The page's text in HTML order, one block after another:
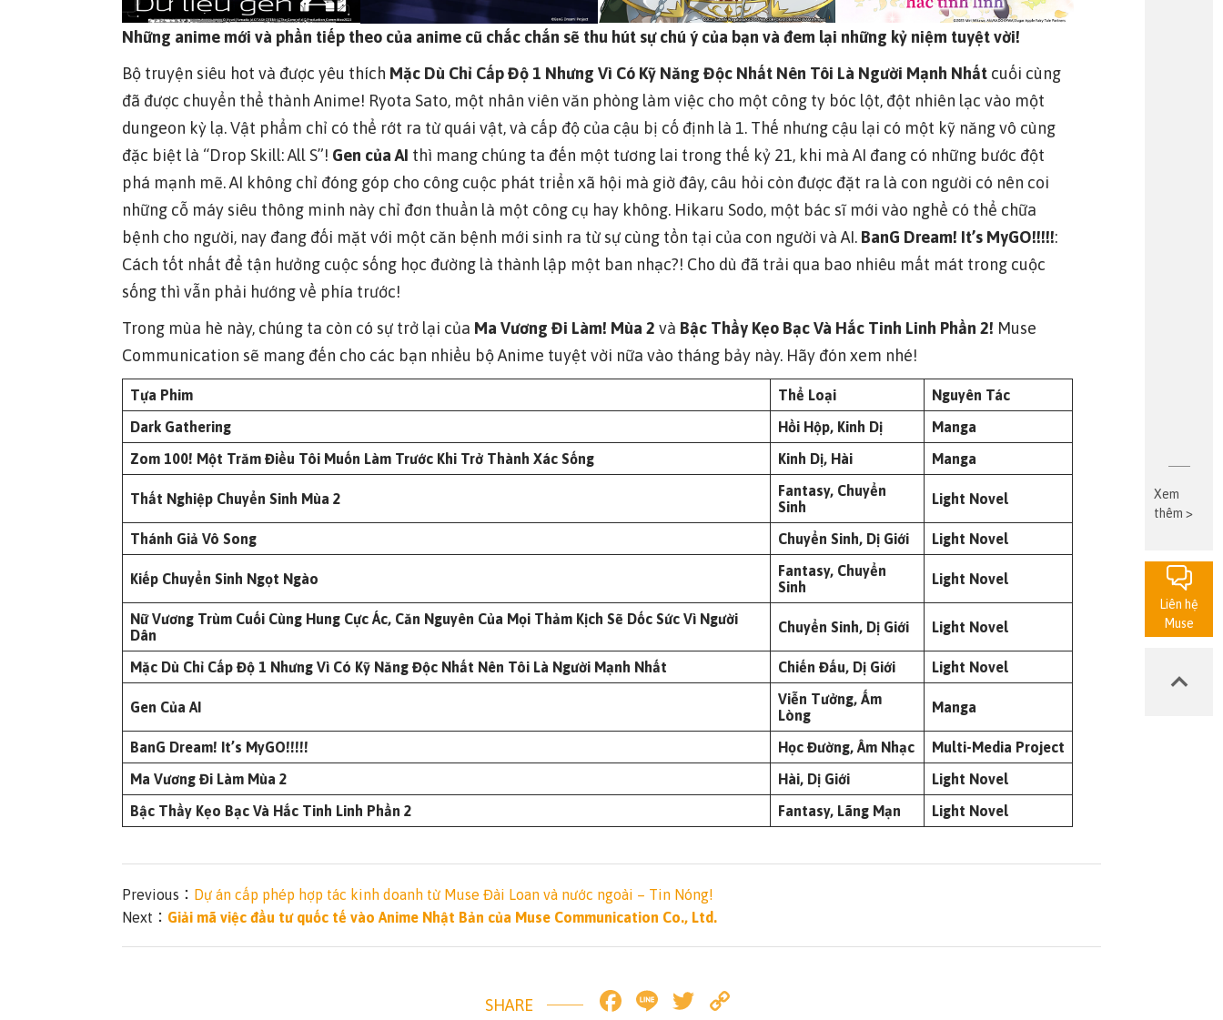
Những anime mới và phần tiếp theo của anime cũ chắc chắn sẽ thu hút sự chú ý của bạn và đem lại những kỷ niệm tuyệt vời!
Bộ truyện siêu hot và được yêu thích Mặc Dù Chỉ Cấp Độ 1 Nhưng Vì Có Kỹ Năng Độc Nhất Nên Tôi Là Người Mạnh Nhất cuối cùng
đã được chuyển thể thành Anime! Ryota Sato, một nhân viên văn phòng làm việc cho một công ty bóc lột, đột nhiên lạc vào một
dungeon kỳ lạ. Vật phẩm chỉ có thể rớt ra từ quái vật, và cấp độ của cậu bị cố định là 1. Thế nhưng cậu lại có một kỹ năng vô cùng
đặc biệt là “Drop Skill: All S”! Gen của AI thì mang chúng ta đến một tương lai trong thế kỷ 21, khi mà AI đang có những bước đột
phá mạnh mẽ. AI không chỉ đóng góp cho công cuộc phát triển xã hội mà giờ đây, câu hỏi còn được đặt ra là con người có nên coi
những cỗ máy siêu thông minh này chỉ đơn thuần là một công cụ hay không. Hikaru Sodo, một bác sĩ mới vào nghề có thể chữa
bệnh cho người, nay đang đối mặt với một căn bệnh mới sinh ra từ sự cùng tồn tại của con người và AI. BanG Dream! It’s MyGO!!!!!:
Cách tốt nhất để tận hưởng cuộc sống học đường là thành lập một ban nhạc?! Cho dù đã trải qua bao nhiêu mất mát trong cuộc
sống thì vẫn phải hướng về phía trước!
Trong mùa hè này, chúng ta còn có sự trở lại của Ma Vương Đi Làm! Mùa 2 và Bậc Thầy Kẹo Bạc Và Hắc Tinh Linh Phần 2! Muse
Communication sẽ mang đến cho các bạn nhiều bộ Anime tuyệt vời nữa vào tháng bảy này. Hãy đón xem nhé!
Tựa Phim Thể Loại
Nguyên Tác
Dark Gathering
Hồi Hộp, Kinh Dị
Manga
Zom 100! Một Trăm Điều Tôi Muốn Làm Trước Khi Trở Thành Xác Sống
Kinh Dị, Hài Manga
Thất Nghiệp Chuyển Sinh Mùa 2 Fantasy, Chuyển
Sinh
Light Novel
Thánh Giả Vô Song Chuyển Sinh, Dị Giới Light Novel
Kiếp Chuyển Sinh Ngọt Ngào Fantasy, Chuyển
Sinh
Light Novel
Nữ Vương Trùm Cuối Cùng Hung Cực Ác, Căn Nguyên Của Mọi Thảm Kịch Sẽ Dốc Sức Vì Người
Dân
Chuyển Sinh, Dị Giới Light Novel
Mặc Dù Chỉ Cấp Độ 1 Nhưng Vì Có Kỹ Năng Độc Nhất Nên Tôi Là Người Mạnh Nhất Chiến Đấu, Dị Giới Light Novel
Gen Của AI
Viễn Tưởng, Ấm
Lòng
Manga
BanG Dream! It’s MyGO!!!!! Học Đường, Âm Nhạc
Multi-Media Project
Ma Vương Đi Làm Mùa 2
Hài, Dị Giới
Light Novel
Bậc Thầy Kẹo Bạc Và Hắc Tinh Linh Phần 2
Fantasy, Lãng Mạn Light Novel
Previous： Dự án cấp phép hợp tác kinh doanh từ Muse Đài Loan và nước ngoài – Tin Nóng!
Next： Giải mã việc đầu tư quốc tế vào Anime Nhật Bản của Muse Communication Co., Ltd.
SHARE Facebook
LineTwitter
Xem
thêm >
Liên hệ
Muse